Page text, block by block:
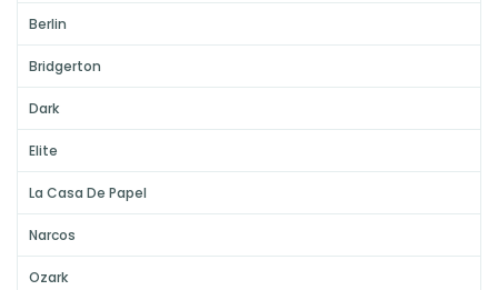
Berlin
Bridgerton
Dark
Elite
La Casa De Papel
Narcos
Ozark